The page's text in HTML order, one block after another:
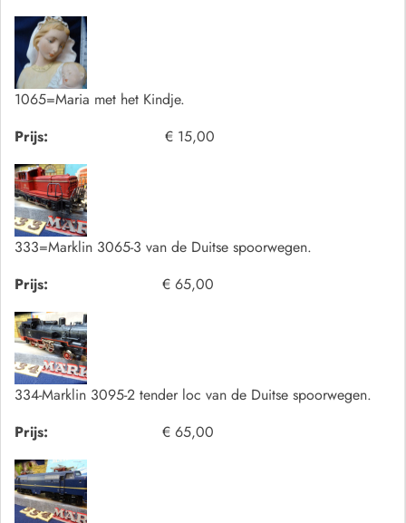
1065=Maria met het Kindje.
Prijs:
€ 15,00
333=Marklin 3065-3 van de Duitse spoorwegen.
Prijs:
€ 65,00
334-Marklin 3095-2 tender loc van de Duitse spoorwegen.
Prijs:
€ 65,00